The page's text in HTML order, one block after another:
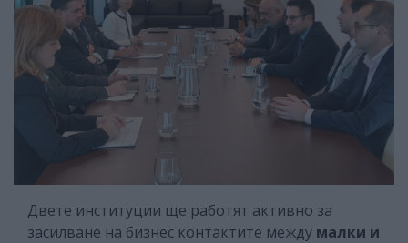
Двете институции ще работят активно за
засилване на бизнес контактите между малки и